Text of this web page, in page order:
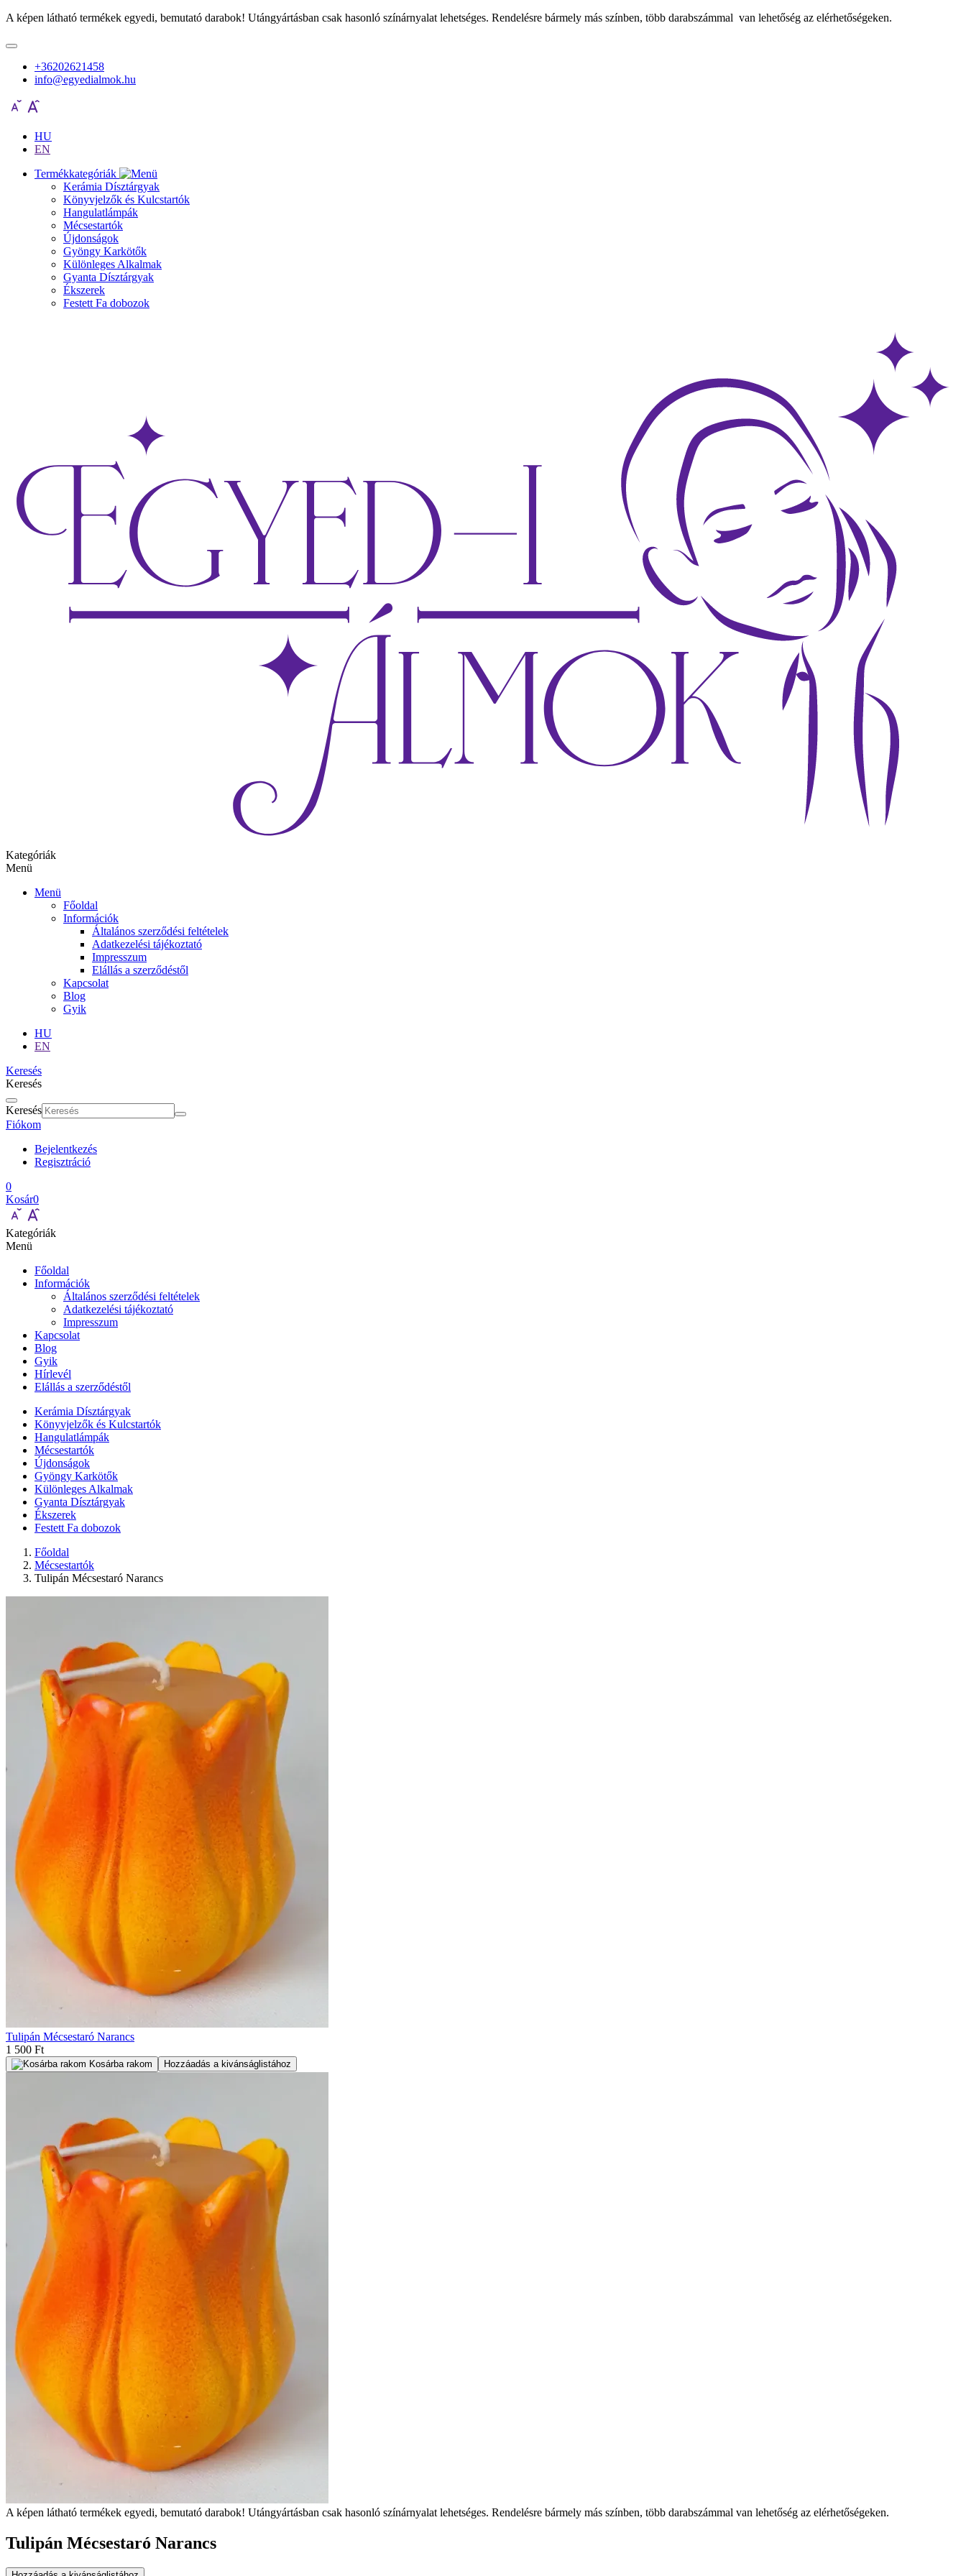
A képen látható termékek egyedi, bemutató darabok! Utángyártásban csak hasonló színárnyalat lehetséges. Rendelésre bármely más színben, több darabszámmal van lehetőség az elérhetőségeken.
+36202621458
info@egyedialmok.hu
HU
EN
Termékkategóriák
Kerámia Dísztárgyak
Könyvjelzők és Kulcstartók
Hangulatlámpák
Mécsestartók
Újdonságok
Gyöngy Karkötők
Különleges Alkalmak
Gyanta Dísztárgyak
Ékszerek
Festett Fa dobozok
Kategóriák
Menü
Menü
Főoldal
Információk
Általános szerződési feltételek
Adatkezelési tájékoztató
Impresszum
Elállás a szerződéstől
Kapcsolat
Blog
Gyik
HU
EN
Keresés
Keresés
Keresés
Fiókom
Bejelentkezés
Regisztráció
0
Kosár0
Kategóriák
Menü
Főoldal
Információk
Általános szerződési feltételek
Adatkezelési tájékoztató
Impresszum
Kapcsolat
Blog
Gyik
Hírlevél
Elállás a szerződéstől
Kerámia Dísztárgyak
Könyvjelzők és Kulcstartók
Hangulatlámpák
Mécsestartók
Újdonságok
Gyöngy Karkötők
Különleges Alkalmak
Gyanta Dísztárgyak
Ékszerek
Festett Fa dobozok
Főoldal
Mécsestartók
Tulipán Mécsestaró Narancs
Tulipán Mécsestaró Narancs
1 500 Ft
Kosárba rakom Hozzáadás a kivánságlistához
A képen látható termékek egyedi, bemutató darabok! Utángyártásban csak hasonló színárnyalat lehetséges. Rendelésre bármely más színben, több darabszámmal van lehetőség az elérhetőségeken.
Tulipán Mécsestaró Narancs